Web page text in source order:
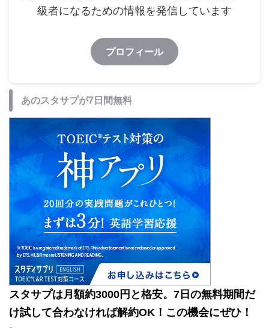
級者になるための情報を発信しています
プロフィール
あのスタサプが7日間無料
スタサプは月額約3000円と格安。7日の無料期間だ
け試して合わなければ解約OK！この機会にぜひ！